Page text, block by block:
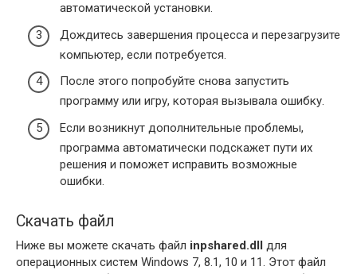
автоматической установки.
Дождитесь завершения процесса и перезагрузите
компьютер, если потребуется.
После этого попробуйте снова запустить
программу или игру, которая вызывала ошибку.
Если возникнут дополнительные проблемы,
программа автоматически подскажет пути их
решения и поможет исправить возможные
ошибки.
Скачать файл
Ниже вы можете скачать файл inpshared.dll для
операционных систем Windows 7, 8.1, 10 и 11. Этот файл